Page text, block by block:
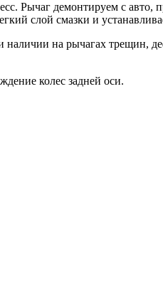
Рычаг демонтируем с авто,
слой смазки и
наличии на рычагах трещин,
колес задней оси.